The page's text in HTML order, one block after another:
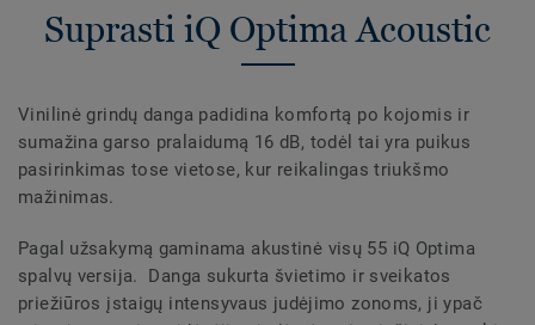
Suprasti iQ Optima Acoustic
Vinilinė grindų danga padidina komfortą po kojomis ir
sumažina garso pralaidumą 16 dB, todėl tai yra puikus
pasirinkimas tose vietose, kur reikalingas triukšmo
mažinimas.
Pagal užsakymą gaminama akustinė visų 55 iQ Optima
spalvų versija. Danga sukurta švietimo ir sveikatos
priežiūros įstaigų intensyvaus judėjimo zonoms, ji ypač